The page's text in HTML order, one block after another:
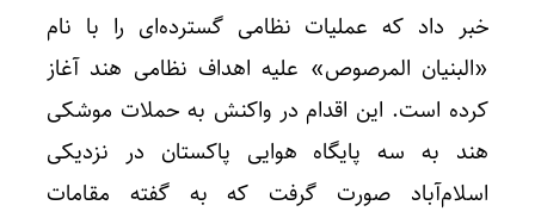
خبر داد که عملیات نظامی گسترده‌ای را با نام
«البنیان المرصوص» علیه اهداف نظامی هند آغاز
کرده است. این اقدام در واکنش به حملات موشکی
هند به سه پایگاه هوایی پاکستان در نزدیکی
اسلام‌آباد صورت گرفت که به گفته مقامات